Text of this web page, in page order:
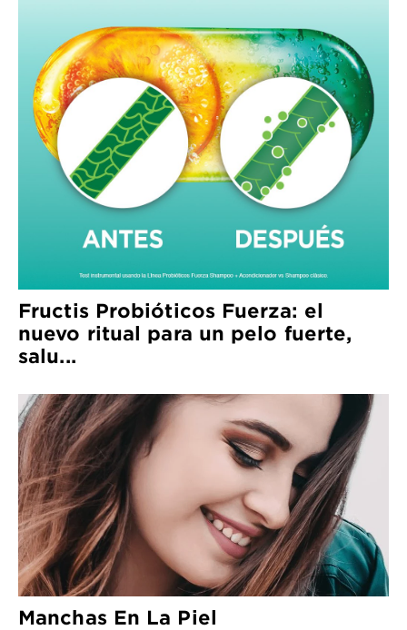
Fructis Probióticos Fuerza: el
nuevo ritual para un pelo fuerte,
salu...
Manchas En La Piel